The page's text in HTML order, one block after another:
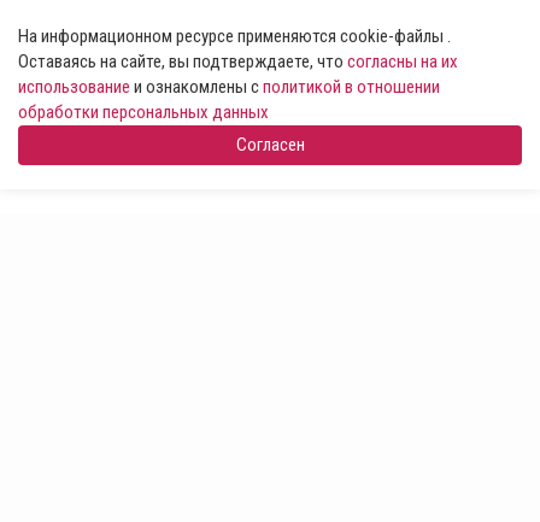
На информационном ресурсе применяются cookie-файлы .
Оставаясь на сайте, вы подтверждаете, что согласны на их
использование и ознакомлены сполитикой в отношении
обработки персональных данных
Согласен